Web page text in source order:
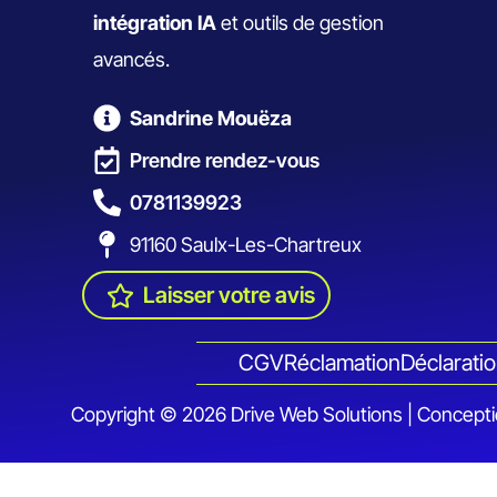
intégration IAet outils de gestion
avancés.
Sandrine Mouëza
Prendre rendez-vous
0781139923
91160 Saulx-Les-Chartreux
Laisser votre avis
CGVRéclamation
Copyright © 2026 Drive Web Solutions |